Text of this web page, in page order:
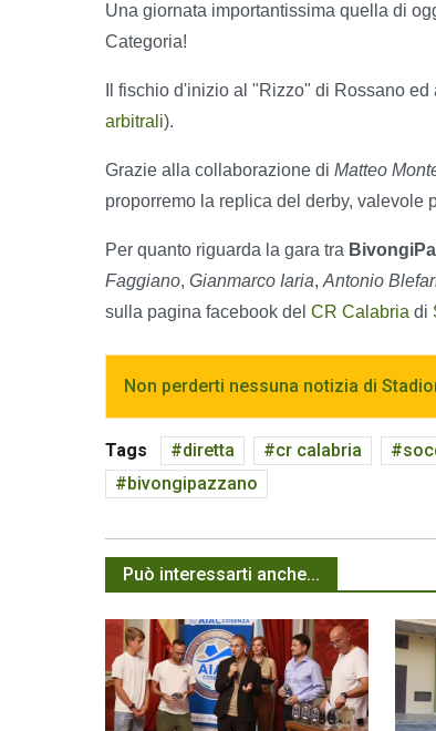
Una giornata importantissima quella di
Categoria!
Il fischio d'inizio al "Rizzo" di Rossano
arbitrali).
Grazie alla collaborazione di Matteo
proporremo la replica del derby, valevole
Per quanto riguarda la gara tra
Faggiano, Gianmarco Iaria, Antonio
sulla pagina facebook del CR Calabria di
Non perderti nessuna notizia di
Tags diretta cr calabria
bivongipazzano
Può interessarti anche...